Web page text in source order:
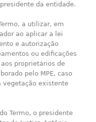
da entidade.
a utilizar, em
ao aplicar a lei
e autorização
ou edificações
proprietários de
pelo MPE, caso
vegetação existente
Termo, o presidente